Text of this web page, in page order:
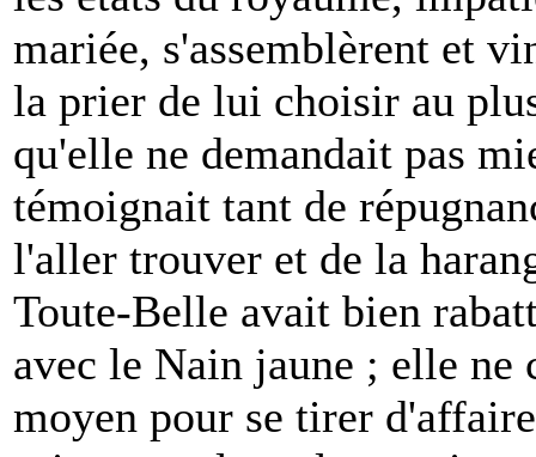
mariée, s'assemblèrent et
la prier de lui choisir au
qu'elle ne demandait pas
témoignait tant de
l'aller trouver et de la
Toute-Belle avait bien
avec le Nain jaune ; elle
moyen pour se tirer